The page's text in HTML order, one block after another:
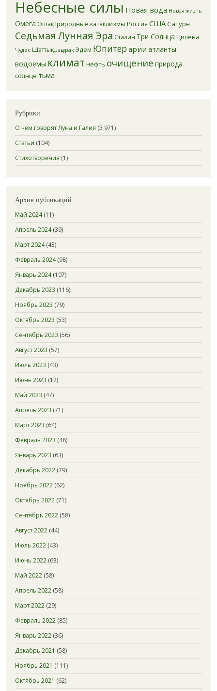
Небесные силы Новая вода Новая жизнь
Омега Ошақ Природные катаклизмы Россия СШАСатурн
Седьмая Лунная Эра Сталин Три Солнца Цилена
Чудес Шаттық Шаңырақ Эдем Юпитер арии атланты
водоемы климат нефть очищение природа
солнце тьма
Рубрики
О чем говорят Луна и Галия (3 971)
Статьи (104)
Стихотворения (1)
Архив публикаций
Май 2024(11)
Апрель 2024(39)
Март 2024(43)
Февраль 2024(98)
Январь 2024(107)
Декабрь 2023 (116)
Ноябрь 2023 (79)
Октябрь 2023 (53)
Сентябрь 2023 (56)
Август 2023 (57)
Июль 2023 (43)
Июнь 2023 (12)
Май 2023 (47)
Апрель 2023 (71)
Март 2023 (64)
Февраль 2023 (48)
Январь 2023 (63)
Декабрь 2022(79)
Ноябрь 2022(62)
Октябрь 2022(71)
Сентябрь 2022(58)
Август 2022(44)
Июль 2022(43)
Июнь 2022(63)
Май 2022(58)
Апрель 2022(58)
Март 2022(29)
Февраль 2022(85)
Январь 2022(36)
Декабрь 2021 (58)
Ноябрь 2021 (111)
Октябрь 2021 (62)